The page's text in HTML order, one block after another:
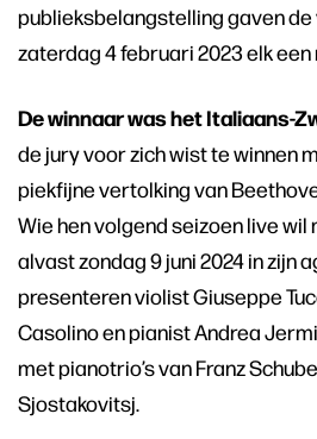
publieksbelangstelling gaven
zaterdag 4 februari 2023 elk
De winnaar was het Italiaans-
de jury voor zich wist te winnen
piekfijne vertolking van
Wie hen volgend seizoen live
alvast zondag 9 juni 2024 in zijn
presenteren violist Giuseppe
Casolino en pianist Andrea
met pianotrio’s van Franz
Sjostakovitsj.